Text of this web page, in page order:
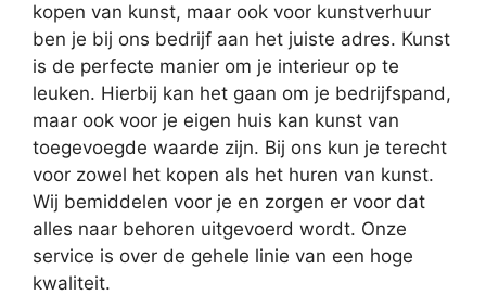
kopen van kunst, maar ook voor kunstverhuur
ben je bij ons bedrijf aan het juiste adres. Kunst
is de perfecte manier om je interieur op te
leuken. Hierbij kan het gaan om je bedrijfspand,
maar ook voor je eigen huis kan kunst van
toegevoegde waarde zijn. Bij ons kun je terecht
voor zowel het kopen als het huren van kunst.
Wij bemiddelen voor je en zorgen er voor dat
alles naar behoren uitgevoerd wordt. Onze
service is over de gehele linie van een hoge
kwaliteit.